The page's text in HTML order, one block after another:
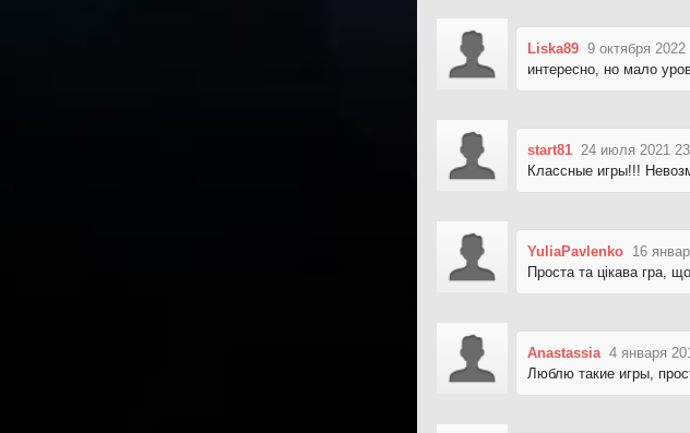
Liska89 9 октября 2022
интересно, но мало
start81 24 июля 2021
Классные игры!!!
YuliaPavlenko 16
Проста та цікава гра,
Anastassia 4 января
Люблю такие игры,